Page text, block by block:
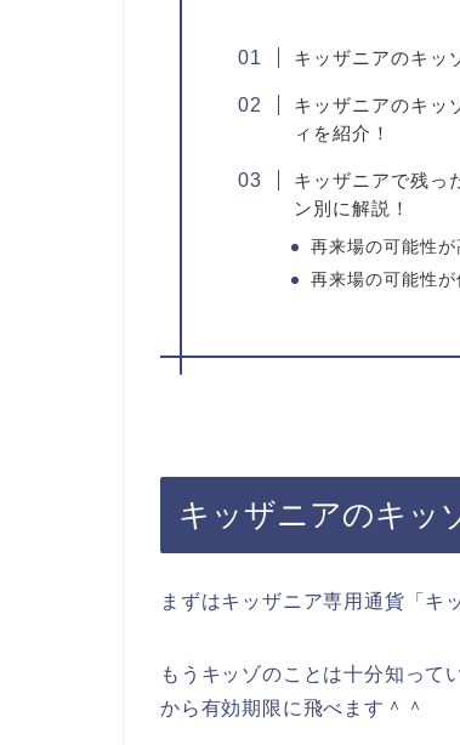
キッザニアのキッ
キッザニアのキッ
ィを紹介！
キッザニアで残っ
ン別に解説！
再来場の可能性
再来場の可能性
キッザニアのキッ
まずはキッザニア専用通貨「キ
もうキッゾのことは十分知って
から有効期限に飛べます＾＾